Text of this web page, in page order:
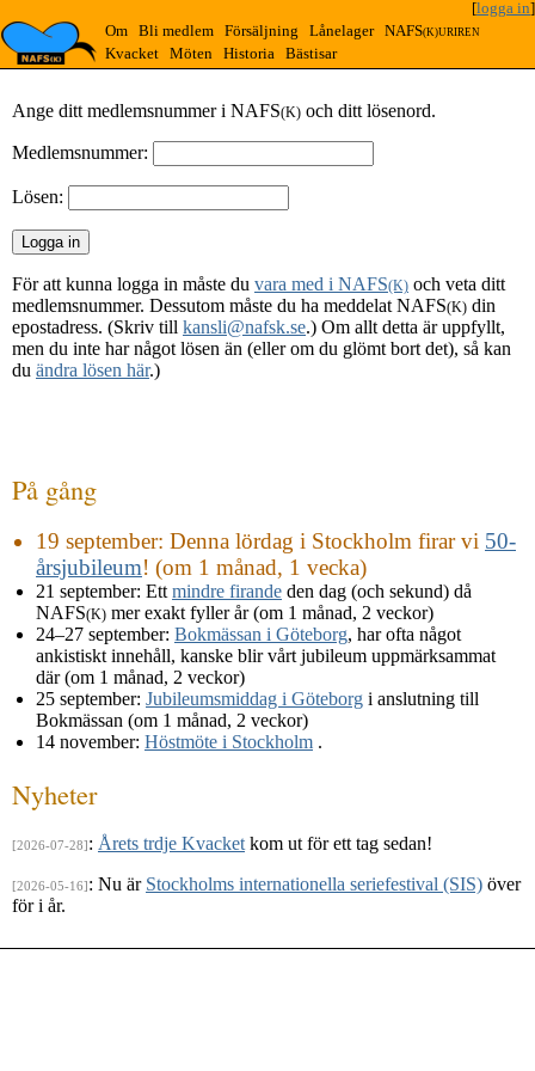
[logga in]
Om
Bli medlem Försäljning Lånelager NAFS(K)URIREN
Kvacket Möten Historia Bästisar
Ange ditt medlemsnummer i NAFS(K) och ditt lösenord.
Medlemsnummer:
Lösen:
För att kunna logga in måste du vara med i NAFS(K) och veta ditt
medlemsnummer. Dessutom måste du ha meddelat NAFS(K) din
epostadress. (Skriv till kansli@nafsk.se.) Om allt detta är uppfyllt,
men du inte har något lösen än (eller om du glömt bort det), så kan
du ändra lösen här.)
På gång
19 september: Denna lördag i Stockholm firar vi 50-
årsjubileum! (om 1 månad, 1 vecka)
21 september: Ett mindre firande den dag (och sekund) då
NAFS(K) mer exakt fyller år (om 1 månad, 2 veckor)
24–27 september: Bokmässan i Göteborg, har ofta något
ankistiskt innehåll, kanske blir vårt jubileum uppmärksammat
där (om 1 månad, 2 veckor)
25 september: Jubileumsmiddag i Göteborg i anslutning till
Bokmässan (om 1 månad, 2 veckor)
14 november: Höstmöte i Stockholm .
Nyheter
[2026-07-28] : Årets trdje Kvacket kom ut för ett tag sedan!
[2026-05-16] : Nu är Stockholms internationella seriefestival (SIS) över
för i år.